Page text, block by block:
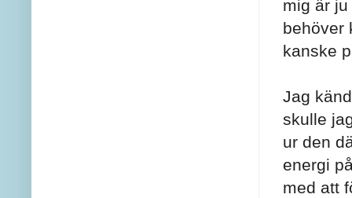
mig är
behöver
kanske
Jag
skulle
ur den
energi
med att